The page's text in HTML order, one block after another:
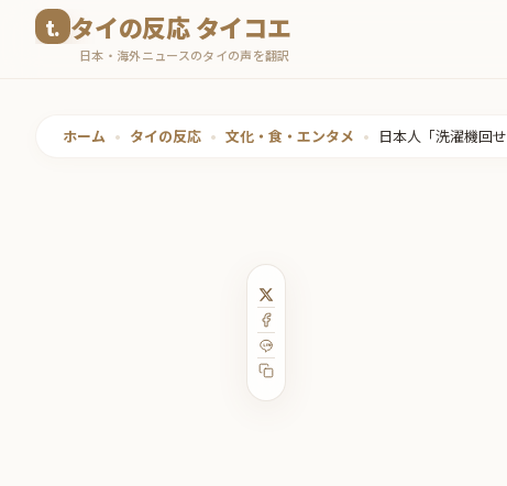
タイの反応 タイコエ
日本・海外ニュースのタイの声を翻訳
ホーム • タイの反応 • 文化・食・エンタメ • 日本人「洗濯機回